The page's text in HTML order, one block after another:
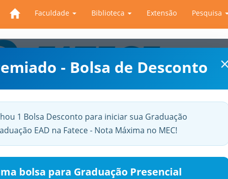
Faculdade Biblioteca Extensão Pesquisa
×
- Bolsa de Desconto
1 Bolsa Desconto para iniciar sua Graduação
EAD na Fatece - Nota Máxima no MEC!
bolsa para Graduação Presencial